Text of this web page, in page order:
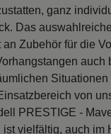
ganz
Das
Zubehör für die
auch
Situationen
von
PRESTIGE -
vielfältig, auch im